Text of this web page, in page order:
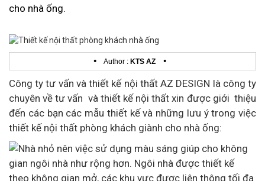
cho nhà ống.
• Author : KTS AZ •
Công ty tư vấn và thiết kế nội thất AZ DESIGN là công ty
chuyên về tư vấn và thiết kế nội thất xin được giới thiệu
đến các bạn các mẫu thiết kế và những lưu ý trong việc
thiết kế nội thất phòng khách giành cho nhà ống: